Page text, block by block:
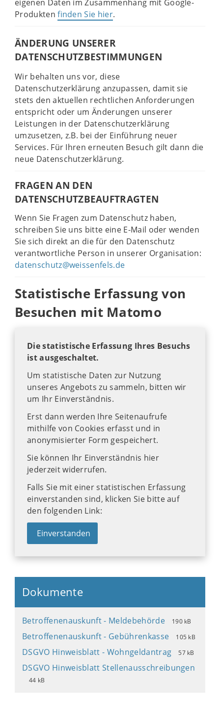
eigenen Daten im Zusammenhang mit Google-
Produktenfinden Sie hier.
ÄNDERUNG UNSERER
DATENSCHUTZBESTIMMUNGEN
Wir behalten uns vor, diese
Datenschutzerklärung anzupassen, damit sie
stets den aktuellen rechtlichen Anforderungen
entspricht oder um Änderungen unserer
Leistungen in der Datenschutzerklärung
umzusetzen, z.B. bei der Einführung neuer
Services. Für Ihren erneuten Besuch gilt dann die
neue Datenschutzerklärung.
FRAGEN AN DEN
DATENSCHUTZBEAUFTRAGTEN
Wenn Sie Fragen zum Datenschutz haben,
schreiben Sie uns bitte eine E-Mail oder wenden
Sie sich direkt an die für den Datenschutz
verantwortliche Person in unserer Organisation:
datenschutz@weissenfels.de
Statistische Erfassung von
Besuchen mit Matomo
Die statistische Erfassung Ihres Besuchs
ist ausgeschaltet.
Um statistische Daten zur Nutzung
unseres Angebots zu sammeln, bitten wir
um Ihr Einverständnis.
Erst dann werden Ihre Seitenaufrufe
mithilfe von Cookies erfasst und in
anonymisierter Form gespeichert.
Sie können Ihr Einverständnis hier
jederzeit widerrufen.
Falls Sie mit einer statistischen Erfassung
einverstanden sind, klicken Sie bitte auf
den folgenden Link:
Einverstanden
Dokumente
Betroffenenauskunft - Meldebehörde 190 kB
Betroffenenauskunft - Gebührenkasse 105 kB
DSGVO Hinweisblatt - Wohngeldantrag 57 kB
DSGVO Hinweisblatt Stellenausschreibungen
44 kB